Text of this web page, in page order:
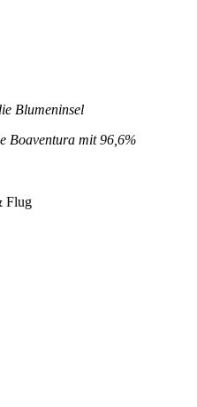
Blumeninsel
Boaventura mit 96,6%
Flug